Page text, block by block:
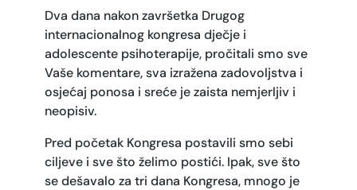
Dva dana nakon završetka Drugog
internacionalnog kongresa dječje i
adolescente psihoterapije, pročitali smo sve
Vaše komentare, sva izražena zadovoljstva i
osjećaj ponosa i sreće je zaista nemjerljiv i
neopisiv.
Pred početak Kongresa postavili smo sebi
ciljeve i sve što želimo postići. Ipak, sve što
se dešavalo za tri dana Kongresa, mnogo je